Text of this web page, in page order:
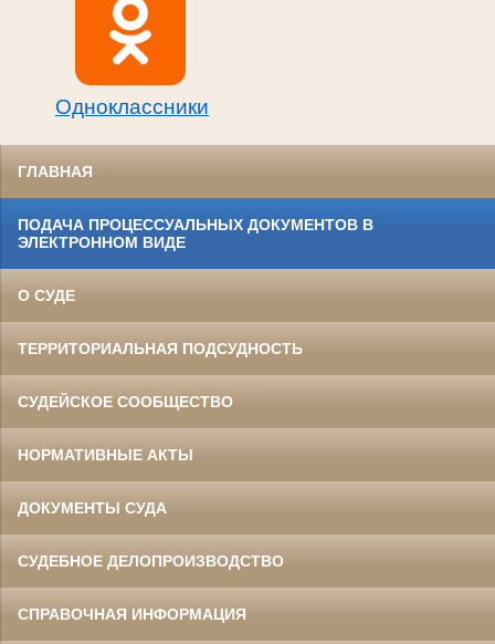
Одноклассники
ГЛАВНАЯ
ПОДАЧА ПРОЦЕССУАЛЬНЫХ ДОКУМЕНТОВ В
ЭЛЕКТРОННОМ ВИДЕ
О СУДЕ
ТЕРРИТОРИАЛЬНАЯ ПОДСУДНОСТЬ
СУДЕЙСКОЕ СООБЩЕСТВО
НОРМАТИВНЫЕ АКТЫ
ДОКУМЕНТЫ СУДА
СУДЕБНОЕ ДЕЛОПРОИЗВОДСТВО
СПРАВОЧНАЯ ИНФОРМАЦИЯ